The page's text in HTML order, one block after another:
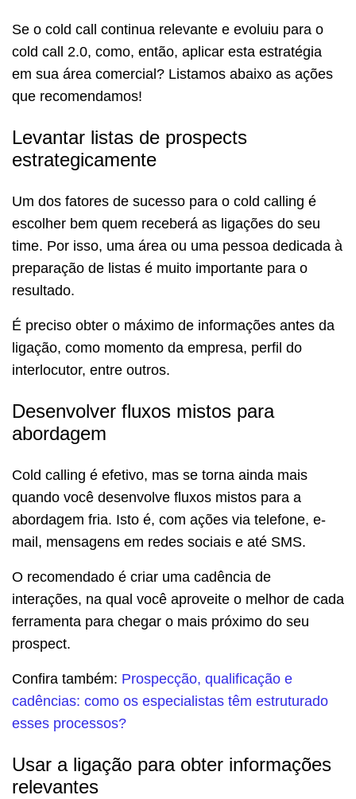
Se o cold call continua relevante e evoluiu para o
cold call 2.0, como, então, aplicar esta estratégia
em sua área comercial? Listamos abaixo as ações
que recomendamos!
Levantar listas de prospects
estrategicamente
Um dos fatores de sucesso para o cold calling é
escolher bem quem receberá as ligações do seu
time. Por isso, uma área ou uma pessoa dedicada à
preparação de listas é muito importante para o
resultado.
É preciso obter o máximo de informações antes da
ligação, como momento da empresa, perfil do
interlocutor, entre outros.
Desenvolver fluxos mistos para
abordagem
Cold calling é efetivo, mas se torna ainda mais
quando você desenvolve fluxos mistos para a
abordagem fria. Isto é, com ações via telefone, e-
mail, mensagens em redes sociais e até SMS.
O recomendado é criar uma cadência de
interações, na qual você aproveite o melhor de cada
ferramenta para chegar o mais próximo do seu
prospect.
Confira também: Prospecção, qualificação e
cadências: como os especialistas têm estruturado
esses processos?
Usar a ligação para obter informações
relevantes